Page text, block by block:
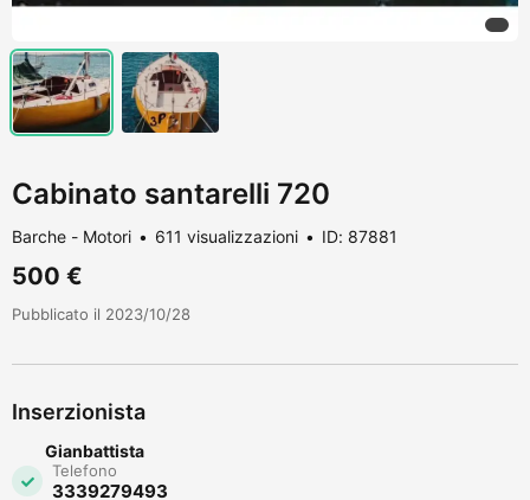
Cabinato santarelli 720
Barche - Motori 611 visualizzazioni ID: 87881
500 €
Pubblicato il 2023/10/28
Inserzionista
Gianbattista
Telefono
3339279493